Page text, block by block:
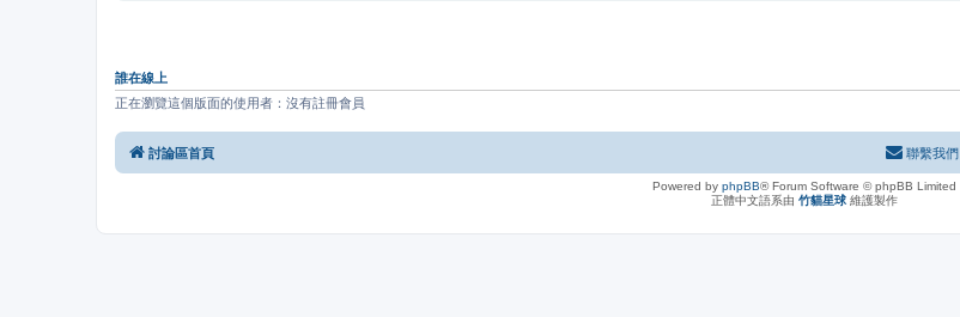
誰在線上
正在瀏覽這個版面的使用者：沒有註冊會員
討論區首頁 聯繫我們
Powered by phpBB® Forum Software © phpBB Limited
正體中文語系由 竹貓星球 維護製作